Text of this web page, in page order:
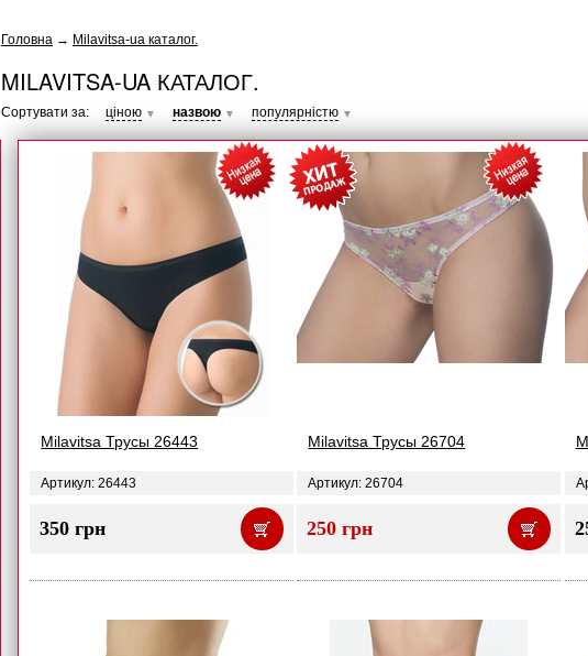
Головна → Milavitsa-ua каталог.
MILAVITSA-UA КАТАЛОГ.
Сортувати за: ціною ▼ назвою ▼ популярністю ▼
Milavitsa Трусы 26443
Артикул: 26443
350 грн
Milavitsa Трусы 26704
Артикул: 26704
250 грн